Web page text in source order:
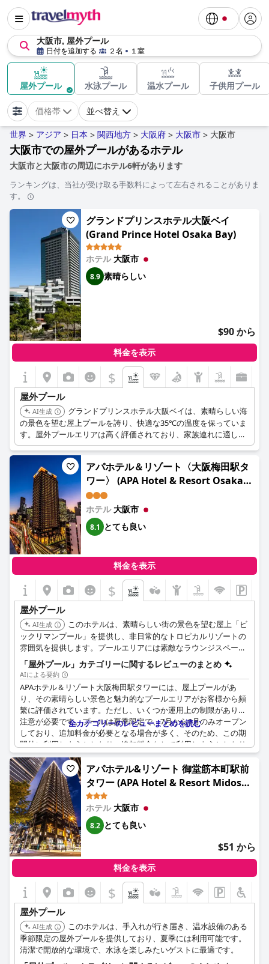
大阪市, 屋外プール
日付を追加する ２名 １室
屋外プール 水泳プール 温水プール 子供用プール
価格帯 並べ替え
世界 > アジア > 日本 > 関西地方 > 大阪府 > 大阪市 > 大阪市
大阪市での屋外プールがあるホテル
大阪市と大阪市の周辺にホテル6軒があります
ランキングは、当社が受け取る手数料によって左右されることがありま
す。
グランドプリンスホテル大阪ベイ
(Grand Prince Hotel Osaka Bay)
ホテル大阪市
8.9 素晴らしい
$90 から
料金を表示
$
屋外プール
AI生成
グランドプリンスホテル大阪ベイは、素晴らしい海
の景色を望む屋上プールを誇り、快適な35℃の温度を保っていま
す。屋外プールエリアは高く評価されており、家族連れに適して
いるため、多くの訪問者にとってのハイライトとなっています。
アパホテル＆リゾート〈大阪梅田駅タ
ワー〉 (APA Hotel & Resort Osaka
Umeda Eki Tower)
ホテル大阪市
8.1 とても良い
料金を表示
$
屋外プール
AI生成
このホテルは、素晴らしい街の景色を望む屋上「ビ
ックリマンプール」を提供し、非日常的なトロピカルリゾートの
雰囲気を提供します。プールエリアには素敵なラウンジスペース
とプールデッキがあり、リラクゼーション体験を向上させます。
「屋外プール」カテゴリーに関するレビューのまとめ
AIによる要約
APAホテル＆リゾート大阪梅田駅タワーには、屋上プールがあ
り、その素晴らしい景色と魅力的なプールエリアがお客様から頻
繁に評価されています。ただし、いくつか運用上の制限があり、
注意が必要です。プールは夏季限定で、7月から9月のみオープン
しており、追加料金が必要となる場合が多く、そのため、この期
間外に利用しようとしたり、追加料金なしで利用しようとしたり
したお客様の中には、失望した方もいます。
利用できる期間は限られていますが、屋上プールエリアには素敵
なラウンジスペースと、素晴らしい街並みの景色を望むプールデ
ッキがあり、営業時には際立った特徴となっています。ホテルに
は、露天風呂付きの温泉、大浴場、通常のお風呂など、さまざま
な入浴施設も用意されており、総合的なウェルネスを提供してい
ます。
宿泊客は、ホテル内にこのような施設やコンビニエンスストアが
あることの利便性を高く評価しています。夏季に訪れる方にとっ
て、屋上プールは大きな魅力となりますが、利用を検討されてい
る方は、利用可能時期と追加料金について事前に計画を立てる必
要があります。
全カテゴリーのレビューまとめを読む
アパホテル&リゾート 御堂筋本町駅前
タワー (APA Hotel & Resort Midosuji
Hommachi Ekimae Tower)
ホテル大阪市
8.2 とても良い
$51 から
料金を表示
$
屋外プール
AI生成
このホテルは、手入れが行き届き、温水設備のある
季節限定の屋外プールを提供しており、夏季には利用可能です。
清潔で開放的な環境で、水泳を楽しみたいゲストに最適です。